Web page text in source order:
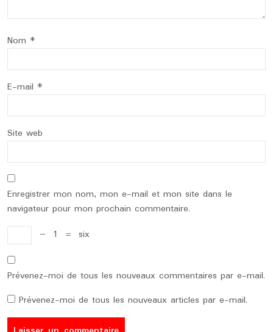
Nom *
E-mail *
Site web
Enregistrer mon nom, mon e-mail et mon site dans le
navigateur pour mon prochain commentaire.
− 1 = six
Prévenez-moi de tous les nouveaux commentaires par e-mail.
Prévenez-moi de tous les nouveaux articles par e-mail.